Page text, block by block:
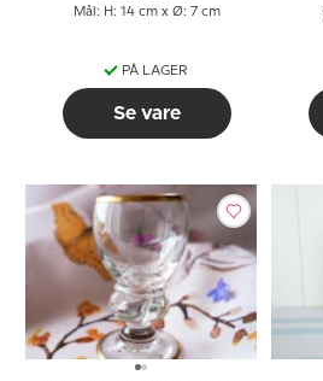
Mål: H: 14 cm x Ø: 7 cm
PÅ LAGER
Se vare